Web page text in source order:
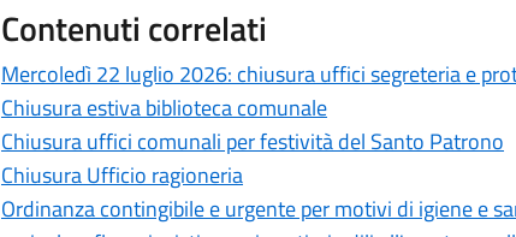
Contenuti correlati
Mercoledì 22 luglio 2026: chiusura uffici segreteria e
Chiusura estiva biblioteca comunale
Chiusura uffici comunali per festività del Santo Patrono
Chiusura Ufficio ragioneria
Ordinanza contingibile e urgente per motivi di igiene e